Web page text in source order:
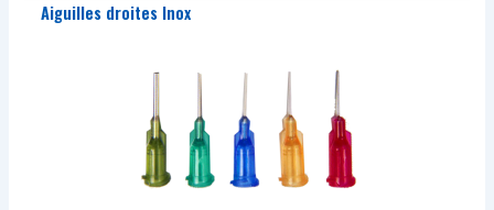
Aiguilles droites Inox